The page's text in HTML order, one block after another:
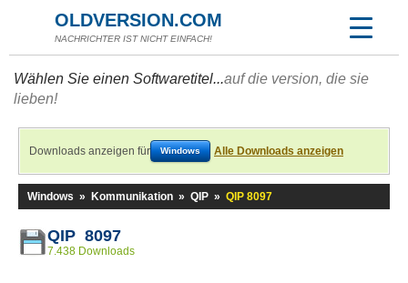
OLDVERSION.COM
NACHRICHTER IST NICHT EINFACH!
Wählen Sie einen Softwaretitel...auf die version, die sie
lieben!
Downloads anzeigen für Windows Alle Downloads anzeigen
Windows » Kommunikation » QIP » QIP 8097
QIP 8097
7.438 Downloads